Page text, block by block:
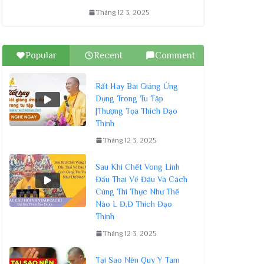
Tháng 12 3, 2025
Popular Recent Comment
Rất Hay Bài Giảng Ứng
Dụng Trong Tu Tập
|Thượng Tọa Thích Đạo
Thịnh
Tháng 12 3, 2025
Sau Khi Chết Vong Linh
Đầu Thai Về Đâu Và Cách
Cúng Thí Thực Như Thế
Nào L Đ,Đ Thích Đạo
Thịnh
Tháng 12 3, 2025
Tại Sao Nên Quy Y Tam